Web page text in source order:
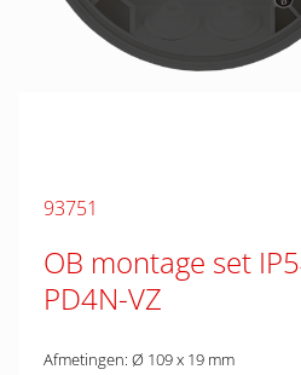
93751
OB montage set
PD4N-VZ
Afmetingen: Ø 109 x 19 mm